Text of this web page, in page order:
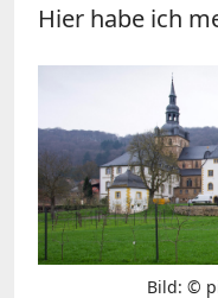
Hier habe ich
Bild: ©